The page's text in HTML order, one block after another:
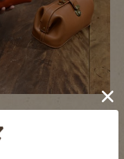
ンの付け方は、